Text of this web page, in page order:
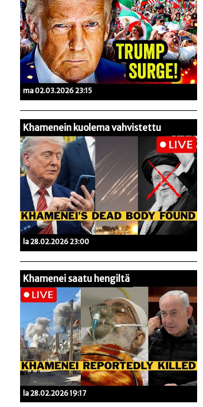
ma 02.03.2026 23:15
Khamenein kuolema vahvistettu
la 28.02.2026 23:00
Khamenei saatu hengiltä
la 28.02.2026 19:17